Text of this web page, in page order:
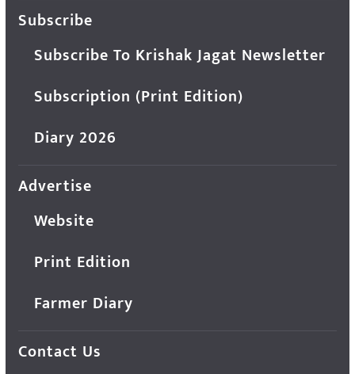
Subscribe
Subscribe To Krishak Jagat Newsletter
Subscription (Print Edition)
Diary 2026
Advertise
Website
Print Edition
Farmer Diary
Contact Us